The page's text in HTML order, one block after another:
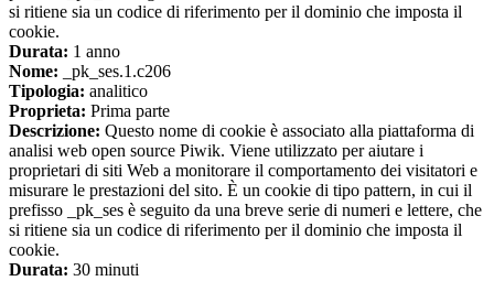
si ritiene sia un codice di riferimento per il dominio che imposta il
cookie.
Durata: 1 anno
Nome: _pk_ses.1.c206
Tipologia: analitico
Proprieta: Prima parte
Descrizione: Questo nome di cookie è associato alla piattaforma di
analisi web open source Piwik. Viene utilizzato per aiutare i
proprietari di siti Web a monitorare il comportamento dei visitatori e
misurare le prestazioni del sito. È un cookie di tipo pattern, in cui il
prefisso _pk_ses è seguito da una breve serie di numeri e lettere, che
si ritiene sia un codice di riferimento per il dominio che imposta il
cookie.
Durata: 30 minuti